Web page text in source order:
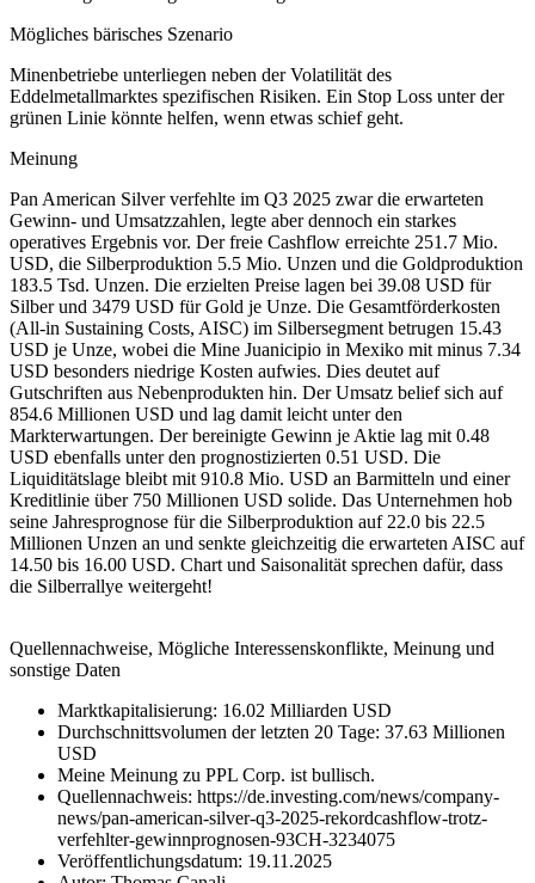
Mögliches bärisches Szenario
Minenbetriebe unterliegen neben der Volatilität des
Eddelmetallmarktes spezifischen Risiken. Ein Stop Loss unter der
grünen Linie könnte helfen, wenn etwas schief geht.
Meinung
Pan American Silver verfehlte im Q3 2025 zwar die erwarteten
Gewinn- und Umsatzzahlen, legte aber dennoch ein starkes
operatives Ergebnis vor. Der freie Cashflow erreichte 251.7 Mio.
USD, die Silberproduktion 5.5 Mio. Unzen und die Goldproduktion
183.5 Tsd. Unzen. Die erzielten Preise lagen bei 39.08 USD für
Silber und 3479 USD für Gold je Unze. Die Gesamtförderkosten
(All-in Sustaining Costs, AISC) im Silbersegment betrugen 15.43
USD je Unze, wobei die Mine Juanicipio in Mexiko mit minus 7.34
USD besonders niedrige Kosten aufwies. Dies deutet auf
Gutschriften aus Nebenprodukten hin. Der Umsatz belief sich auf
854.6 Millionen USD und lag damit leicht unter den
Markterwartungen. Der bereinigte Gewinn je Aktie lag mit 0.48
USD ebenfalls unter den prognostizierten 0.51 USD. Die
Liquiditätslage bleibt mit 910.8 Mio. USD an Barmitteln und einer
Kreditlinie über 750 Millionen USD solide. Das Unternehmen hob
seine Jahresprognose für die Silberproduktion auf 22.0 bis 22.5
Millionen Unzen an und senkte gleichzeitig die erwarteten AISC auf
14.50 bis 16.00 USD. Chart und Saisonalität sprechen dafür, dass
die Silberrallye weitergeht!
Quellennachweise, Mögliche Interessenskonflikte, Meinung und
sonstige Daten
Marktkapitalisierung: 16.02 Milliarden USD
Durchschnittsvolumen der letzten 20 Tage: 37.63 Millionen
USD
Meine Meinung zu PPL Corp. ist bullisch.
Quellennachweis: https://de.investing.com/news/company-
news/pan-american-silver-q3-2025-rekordcashflow-trotz-
verfehlter-gewinnprognosen-93CH-3234075
Veröffentlichungsdatum: 19.11.2025